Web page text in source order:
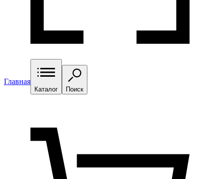
Главная
Каталог Поиск